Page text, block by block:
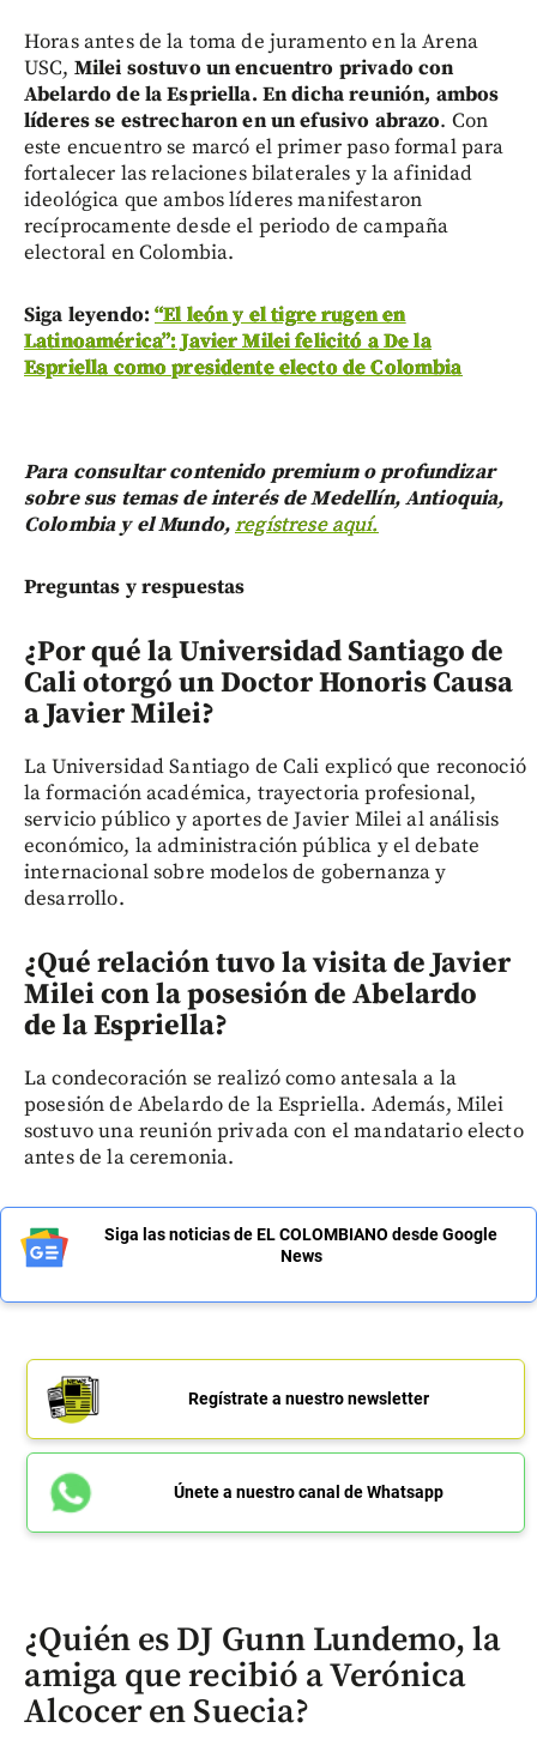
Horas antes de la toma de juramento en la Arena
USC, Milei sostuvo un encuentro privado con
Abelardo de la Espriella. En dicha reunión, ambos
líderes se estrecharon en un efusivo abrazo. Con
este encuentro se marcó el primer paso formal para
fortalecer las relaciones bilaterales y la afinidad
ideológica que ambos líderes manifestaron
recíprocamente desde el periodo de campaña
electoral en Colombia.
Siga leyendo:“El león y el tigre rugen en
Latinoamérica”: Javier Milei felicitó a De la
Espriella como presidente electo de Colombia
Para consultar contenido premium o profundizar
sobre sus temas de interés de Medellín, Antioquia,
Colombia y el Mundo,regístrese aquí.
Preguntas y respuestas
¿Por qué la Universidad Santiago de
Cali otorgó un Doctor Honoris Causa
a Javier Milei?
La Universidad Santiago de Cali explicó que reconoció
la formación académica, trayectoria profesional,
servicio público y aportes de Javier Milei al análisis
económico, la administración pública y el debate
internacional sobre modelos de gobernanza y
desarrollo.
¿Qué relación tuvo la visita de Javier
Milei con la posesión de Abelardo
de la Espriella?
La condecoración se realizó como antesala a la
posesión de Abelardo de la Espriella. Además, Milei
sostuvo una reunión privada con el mandatario electo
antes de la ceremonia.
Siga las noticias de EL COLOMBIANO desde Google
News
Regístrate a nuestro newsletter
Únete a nuestro canal de Whatsapp
¿Quién es DJ Gunn Lundemo, la
amiga que recibió a Verónica
Alcocer en Suecia?